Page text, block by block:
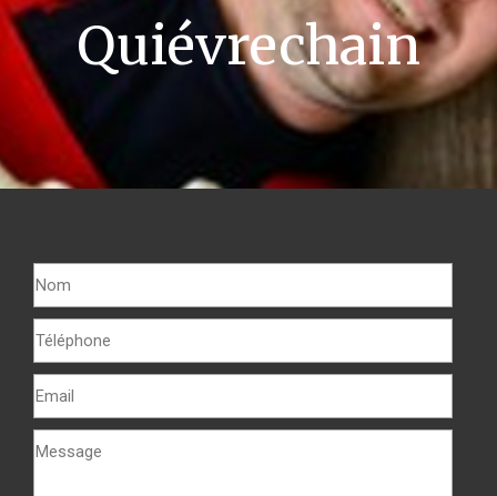
Quiévrechain